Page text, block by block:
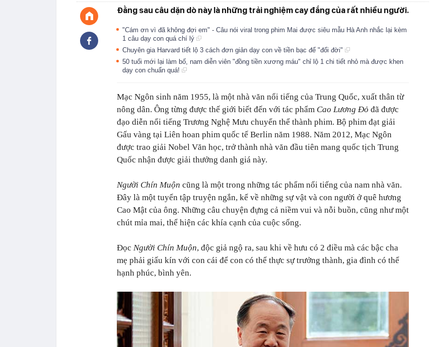
Đằng sau câu dặn dò này là những trải nghiệm cay đắng của rất nhiều người.
"Cám ơn vì đã không đợi em" - Câu nói viral trong phim Mai được siêu mẫu Hà Anh nhắc lại kèm
1 câu dạy con quá chí lý
Chuyên gia Harvard tiết lộ 3 cách đơn giản dạy con về tiền bạc để "đổi đời"
50 tuổi mới lại làm bố, nam diễn viên "đồng tiền xương máu" chỉ lộ 1 chi tiết nhỏ mà được khen
dạy con chuẩn quá!
Mạc Ngôn sinh năm 1955, là một nhà văn nổi tiếng của Trung Quốc, xuất thân từ
nông dân. Ông từng được thế giới biết đến với tác phẩm Cao Lương Đỏ đã được
đạo diễn nổi tiếng Trương Nghệ Mưu chuyển thể thành phim. Bộ phim đạt giải
Gấu vàng tại Liên hoan phim quốc tế Berlin năm 1988. Năm 2012, Mạc Ngôn
được trao giải Nobel Văn học, trở thành nhà văn đầu tiên mang quốc tịch Trung
Quốc nhận được giải thưởng danh giá này.
Người Chín Muộn cũng là một trong những tác phẩm nổi tiếng của nam nhà văn.
Đây là một tuyển tập truyện ngắn, kể về những sự vật và con người ở quê hương
Cao Mật của ông. Những câu chuyện đựng cả niềm vui và nỗi buồn, cũng như một
chút mỉa mai, thể hiện các khía cạnh của cuộc sống.
Đọc Người Chín Muộn, độc giả ngộ ra, sau khi về hưu có 2 điều mà các bậc cha
mẹ phải giấu kín với con cái để con có thể thực sự trưởng thành, gia đình có thể
hạnh phúc, bình yên.